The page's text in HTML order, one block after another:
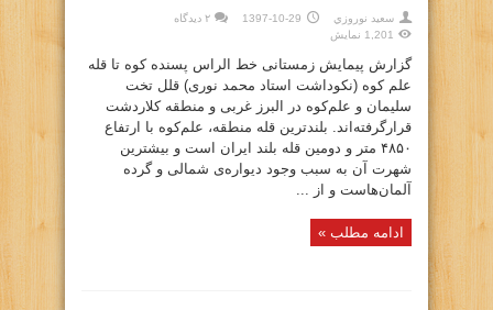
سعيد نوروزي 1397-10-29
۲ دیدگاه
1,201 نمایش
گزارش پیمایش زمستانی خط الراس پسنده کوه تا قله
علم کوه (نکوداشت استاد محمد نوری) قلل تخت
سلیمان و علم‌کوه در البرز غربی و منطقه کلاردشت
قرارگرفته‌اند. بلندترین قله منطقه، علم‌کوه با ارتفاع
۴۸۵۰ متر و دومین قله بلند ایران است و بیشترین
شهرت آن به سبب وجود دیواره‌ی شمالی و گرده
آلمان‌هاست و از ...
ادامه مطلب »